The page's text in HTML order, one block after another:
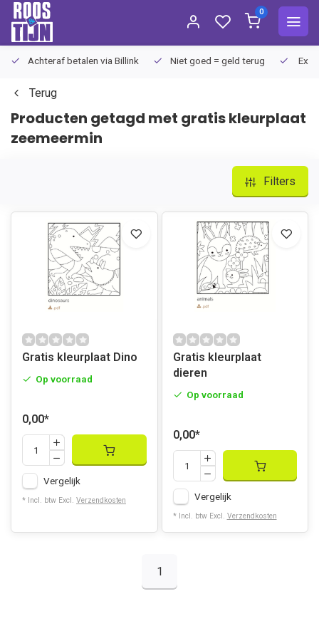
0
Achteraf betalen via Billink Niet goed = geld terug
Terug
Producten getagd met gratis kleurplaat
zeemeermin
Filters
Gratis kleurplaat Dino
Op voorraad
0,00*
Vergelijk
* Incl. btw Excl. Verzendkosten
Gratis kleurplaat
dieren
Op voorraad
0,00*
Vergelijk
* Incl. btw Excl. Verzendkosten
1